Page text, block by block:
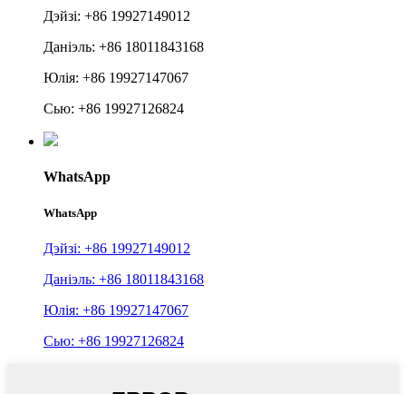
Дэйзі: +86 19927149012
Даніэль: +86 18011843168
Юлія: +86 19927147067
Сью: +86 19927126824
WhatsApp
WhatsApp
Дэйзі: +86 19927149012
Даніэль: +86 18011843168
Юлія: +86 19927147067
Сью: +86 19927126824